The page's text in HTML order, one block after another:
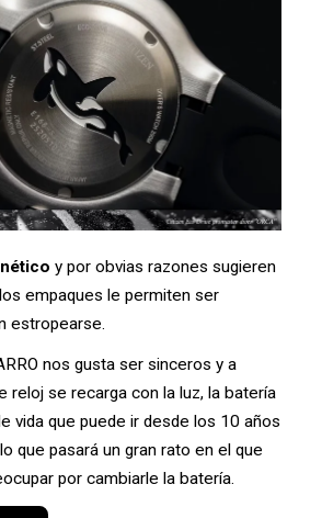
y por obvias razones sugieren
empaques le permiten ser
estropearse.
nos gusta ser sinceros y a
reloj se recarga con la luz, la batería
vida que puede ir desde los 10 años
que pasará un gran rato en el que
por cambiarle la batería.